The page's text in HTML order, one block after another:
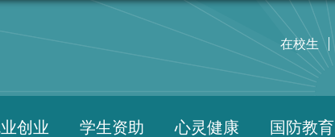
在校生
创业 学生资助 心灵健康 国防教育